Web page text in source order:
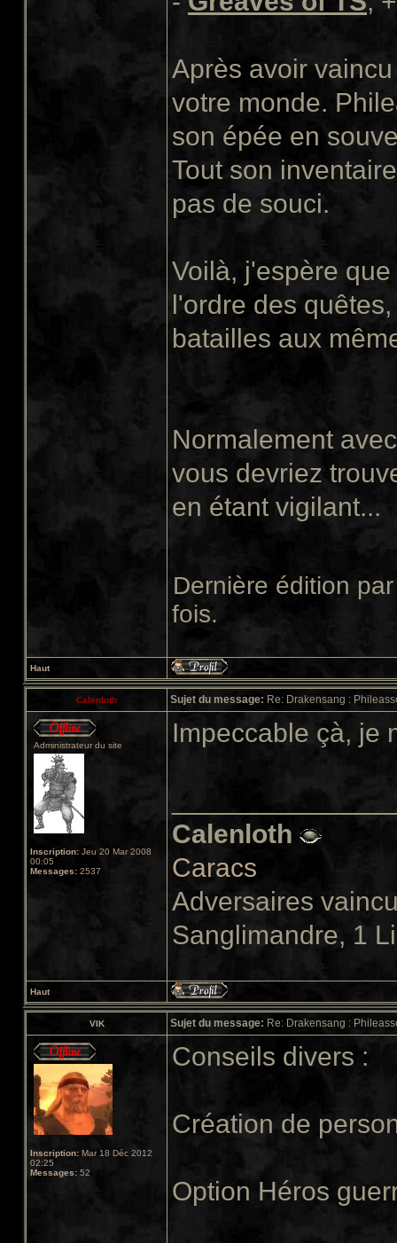
Après avoir
votre monde.
son épée en
Tout son
pas de souci.
Voilà, j'espère
l'ordre des
batailles aux
Normalement
vous devriez
en étant vigilant...
Dernière édition
fois.
Haut
Calenloth Sujet du message: Re: Drakensang :
Administrateur du site
Inscription: Jeu 20 Mar 2008
00:05
Messages: 2537
Impeccable çà, je
Calenloth
Caracs
Adversaires
Sanglimandre, 1
Haut
VIK Sujet du message: Re: Drakensang :
Inscription: Mar 18 Déc 2012
02:25
Messages: 52
Conseils divers :
Création de
Option Héros